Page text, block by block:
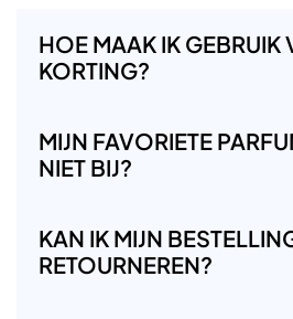
HOE MAAK IK GEBRUIK
KORTING?
MIJN FAVORIETE
NIET BIJ?
KAN IK MIJN
RETOURNEREN?